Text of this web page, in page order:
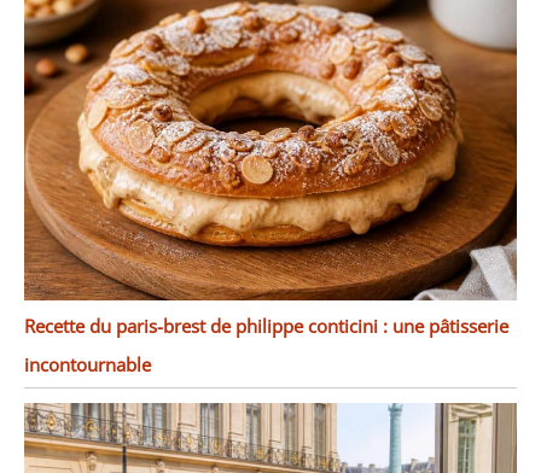
fonctions incluent de
couper des tartes et des
gâteaux avec le couteau,
ainsi que de soulever et
de servir les portions
avec la pelle à tarte. Le
bord dentelé étend les
possibilités d'utilisation à
d'autres aliments tels
que les pizzas et les
lasagnes.
Recette du paris-brest de philippe conticini : une pâtisserie
incontournable